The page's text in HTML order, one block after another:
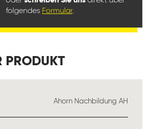
folgendes Formular.
PRODUKT
Ahorn Nachbildung AH